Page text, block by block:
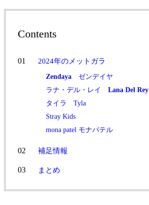
Contents
2024年のメットガラ
Zendaya ゼンデイヤ
ラナ・デル・レイLana Del Rey
タイラ Tyla
Stray Kids
mona patel モナパテル
補足情報
まとめ